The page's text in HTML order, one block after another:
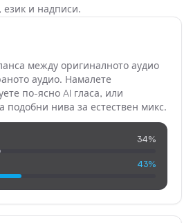
език и надписи.
между оригиналното аудио
аудио. Намалете
по-ясно AI гласа, или
подобни нива за естествен микс.
34%
43%